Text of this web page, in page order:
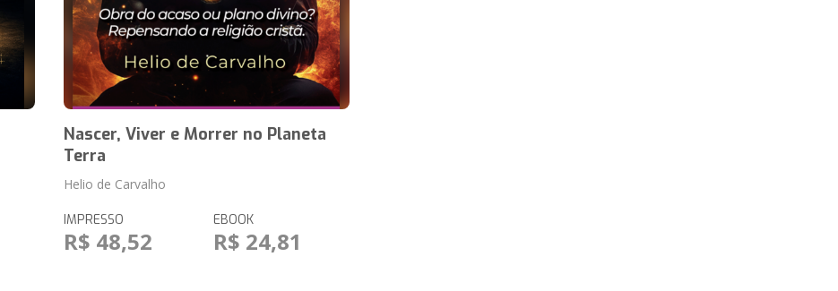
Nascer, Viver e Morrer no Planeta
Terra
Helio de Carvalho
IMPRESSO
R$ 48,52
EBOOK
R$ 24,81